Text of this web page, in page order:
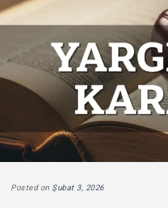
Posted on Şubat 3, 2026